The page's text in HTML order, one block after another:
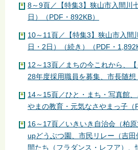
8～9頁／【特集3】狭山市入間川
日）（PDF・892KB）
10～11頁／【特集3】狭山市入間
日・2日）（続き）（PDF・
12～13頁／まちの今これから、
28年度採用職員を募集、市長随想
14～15頁／ひと・まち・写真館
やまの教育・元気なさやまっ子（
16～17頁／いきいき自治会（柏
upどうぶつ園、市民リレー（吉
間たち（フラダンス・レフア）、